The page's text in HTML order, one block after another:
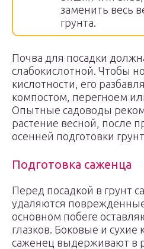
заменить весь
грунта.
Почва для посадки
слабокислотной. Чтобы
кислотности, его
компостом, перегноем
Опытные садоводы
растение весной, после
осенней подготовки
Подготовка саженца
Перед посадкой в грунт
удаляются
основном побеге
глазков. Боковые и
саженец выдерживают в